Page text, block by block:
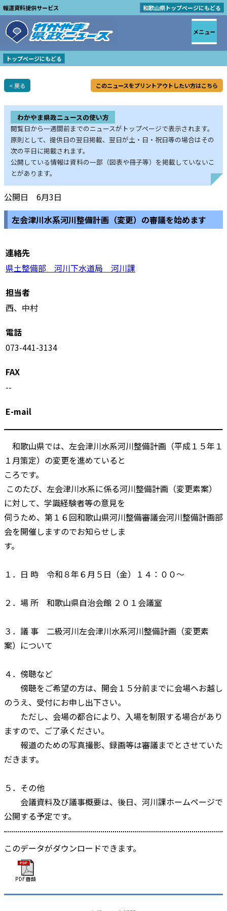
報道資料提供サービス 和歌山県トップページにもどる
トップページにもどる
< 戻る このニュースをプリントアウトしたい方はこちら
わかやま県政ニュースの使い方
閲覧日から一週間前までのニュースがトップページで表示されます。
原則として、提供日の翌日掲載、翌日が土・日・祝日等の場合はその
次の平日に掲載されます。
公開している情報は資料の一部（図表や冊子等）を掲載していないこ
とがあります。
公開日 6月3日
左会津川水系河川整備計画（変更）の審議を始めます
連絡先
県土整備部 河川下水道局 河川課
担当者
西、中村
電話
073-441-3134
FAX
--
E-mail
和歌山県では、左会津川水系河川整備計画（平成１５年１
１月策定）の変更を進めていると
ころです。
このたび、左会津川水系に係る河川整備計画（変更素案）
に対して、学識経験者等の意見を
伺うため、第１６回和歌山県河川整備審議会河川整備計画部
会を開催しますのでお知らせしま
す。
１．日 時 令和８年６月５日（金）１４：００～
２．場 所 和歌山県自治会館 ２０１会議室
３．議 事 二級河川左会津川水系河川整備計画（変更素
案）について
４．傍聴など
傍聴をご希望の方は、開会１５分前までに会場へお越し
のうえ、受付にお申し出下さい。
ただし、会場の都合により、入場を制限する場合があり
ますので、ご了承ください。
報道のための写真撮影、録画等は審議までとさせていた
だきます。
５．その他
会議資料及び議事概要は、後日、河川課ホームページで
公開する予定です。
このデータがダウンロードできます。
メニュー